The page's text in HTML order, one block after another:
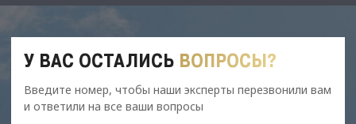
У ВАС ОСТАЛИСЬ ВОПРОСЫ?
Введите номер, чтобы наши эксперты перезвонили вам
и ответили на все ваши вопросы